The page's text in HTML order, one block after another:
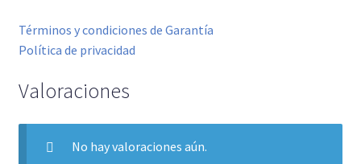
Términos y condiciones de Garantía
Política de privacidad
Valoraciones
No hay valoraciones aún.